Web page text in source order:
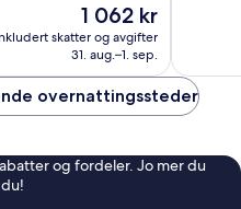
Prisen
er
1 062 kr
1 062 kr
skatter og avgifter
31. aug.–1. sep.
overnattingssteder
og fordeler. Jo mer du